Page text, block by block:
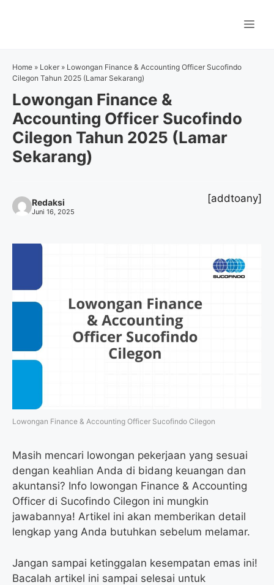
Home » Loker » Lowongan Finance & Accounting Officer Sucofindo
Cilegon Tahun 2025 (Lamar Sekarang)
Lowongan Finance &
Accounting Officer Sucofindo
Cilegon Tahun 2025 (Lamar
Sekarang)
Redaksi
Juni 16, 2025
[addtoany]
Lowongan Finance & Accounting Officer Sucofindo Cilegon
Masih mencari lowongan pekerjaan yang sesuai
dengan keahlian Anda di bidang keuangan dan
akuntansi? Info lowongan Finance & Accounting
Officer di Sucofindo Cilegon ini mungkin
jawabannya! Artikel ini akan memberikan detail
lengkap yang Anda butuhkan sebelum melamar.
Jangan sampai ketinggalan kesempatan emas ini!
Bacalah artikel ini sampai selesai untuk